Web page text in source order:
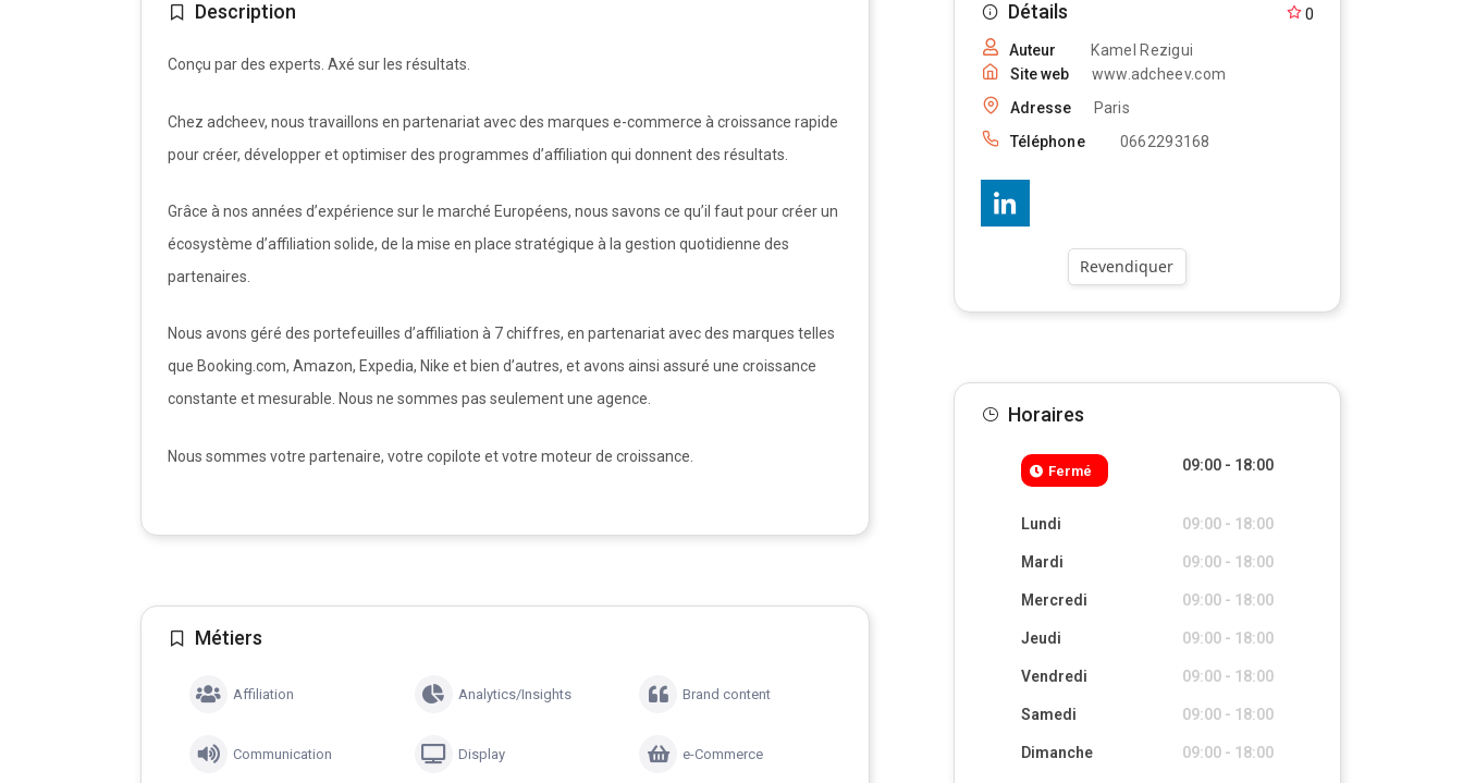
Description
Conçu par des experts. Axé sur les résultats.
Chez adcheev, nous travaillons en partenariat avec des marques e-commerce à croissance rapide
pour créer, développer et optimiser des programmes d’affiliation qui donnent des résultats.
Grâce à nos années d’expérience sur le marché Européens, nous savons ce qu’il faut pour créer un
écosystème d’affiliation solide, de la mise en place stratégique à la gestion quotidienne des
partenaires.
Nous avons géré des portefeuilles d’affiliation à 7 chiffres, en partenariat avec des marques telles
que Booking.com, Amazon, Expedia, Nike et bien d’autres, et avons ainsi assuré une croissance
constante et mesurable. Nous ne sommes pas seulement une agence.
Nous sommes votre partenaire, votre copilote et votre moteur de croissance.
Métiers
Affiliation Analytics/Insights Brand content
Communication Display e-Commerce
Détails 0
Auteur
Kamel Rezigui
Site web
www.adcheev.com
Adresse
Paris
Téléphone
0662293168
Revendiquer
Horaires
Fermé 09:00 - 18:00
Lundi 09:00 - 18:00
Mardi 09:00 - 18:00
Mercredi 09:00 - 18:00
Jeudi 09:00 - 18:00
Vendredi 09:00 - 18:00
Samedi 09:00 - 18:00
Dimanche 09:00 - 18:00